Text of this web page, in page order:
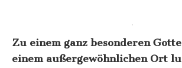
Zu einem ganz besonderen
einem außergewöhnlichen Ort